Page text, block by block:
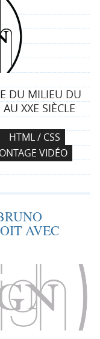
4
d
e
s
i
g
DU MILIEU DU
XXE SIÈCLE
HTML / CSS
VIDÉO
AVEC